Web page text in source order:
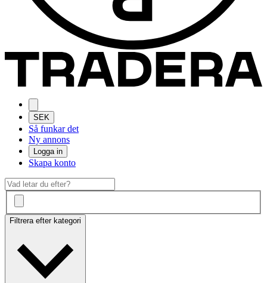
SEK
Så funkar det
Ny annons
Logga in
Skapa konto
Filtrera efter kategori